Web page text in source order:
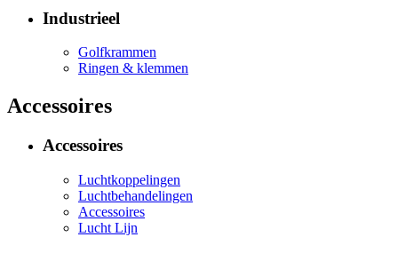
Industrieel
Golfkrammen
Ringen & klemmen
Accessoires
Accessoires
Luchtkoppelingen
Luchtbehandelingen
Accessoires
Lucht Lijn